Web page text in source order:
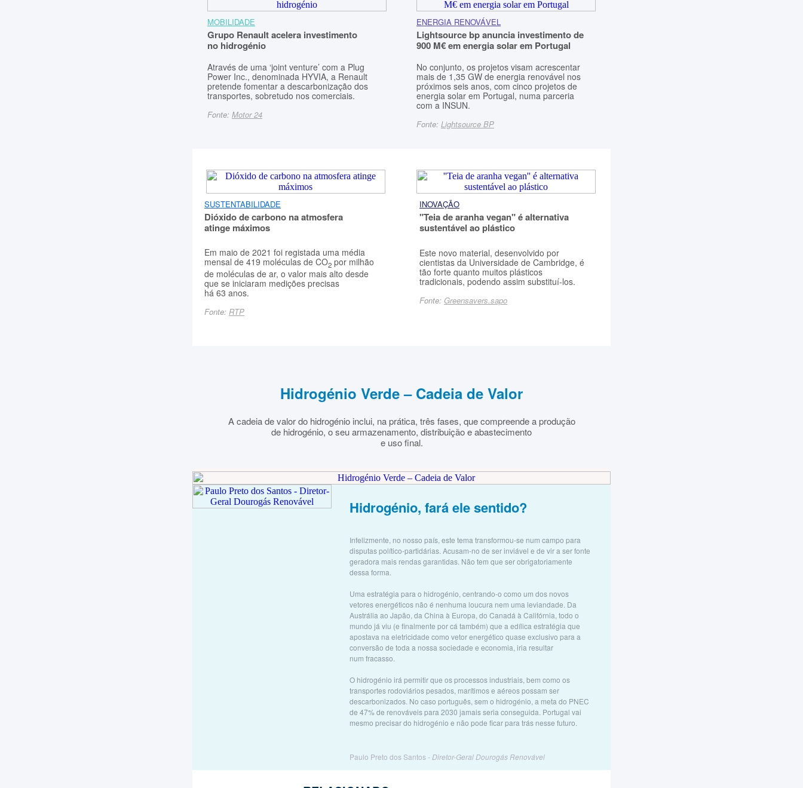
MOBILIDADE
Grupo Renault acelera investimento
no hidrogénio
Através de uma ‘joint venture’ com a Plug
Power Inc., denominada HYVIA, a Renault
pretende fomentar a descarbonização dos
transportes, sobretudo nos comerciais.
Fonte: Motor 24
ENERGIA RENOVÁVEL
Lightsource bp anuncia investimento de
900 M€ em energia solar em Portugal
No conjunto, os projetos visam acrescentar
mais de 1,35 GW de energia renovável nos
próximos seis anos, com cinco projetos de
energia solar em Portugal, numa parceria
com a INSUN.
Fonte: Lightsource BP
SUSTENTABILIDADE
Dióxido de carbono na atmosfera
atinge máximos
Em maio de 2021 foi registada uma média
mensal de 419 moléculas de CO2 por milhão
de moléculas de ar, o valor mais alto desde
que se iniciaram medições precisas
há 63 anos.
Fonte: RTP
INOVAÇÃO
"Teia de aranha vegan" é alternativa
sustentável ao plástico
Este novo material, desenvolvido por
cientistas da Universidade de Cambridge, é
tão forte quanto muitos plásticos
tradicionais, podendo assim substituí-los.
Fonte: Greensavers.sapo
Hidrogénio Verde – Cadeia de Valor
A cadeia de valor do hidrogénio inclui, na prática, três fases, que compreende a produção
de hidrogénio, o seu armazenamento, distribuição e abastecimento
e uso final.
Hidrogénio, fará ele sentido?
Infelizmente, no nosso país, este tema transformou-se num campo para
disputas político-partidárias. Acusam-no de ser inviável e de vir a ser fonte
geradora mais rendas garantidas. Não tem que ser obrigatoriamente
dessa forma.
Uma estratégia para o hidrogénio, centrando-o como um dos novos
vetores energéticos não é nenhuma loucura nem uma leviandade. Da
Austrália ao Japão, da China à Europa, do Canadá à Califórnia, todo o
mundo já viu (e finalmente por cá também) que a edílica estratégia que
apostava na eletricidade como vetor energético quase exclusivo para a
conversão de toda a nossa sociedade e economia, iria resultar
num fracasso.
O hidrogénio irá permitir que os processos industriais, bem como os
transportes rodoviários pesados, marítimos e aéreos possam ser
descarbonizados. No caso português, sem o hidrogénio, a meta do PNEC
de 47% de renováveis para 2030 jamais seria conseguida. Portugal vai
mesmo precisar do hidrogénio e não pode ficar para trás nesse futuro.
Paulo Preto dos Santos - Diretor-Geral Dourogás Renovável